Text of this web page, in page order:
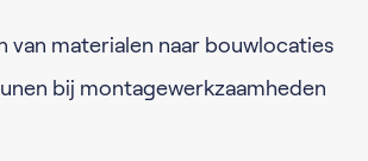
van materialen naar bouwlocaties
bij montagewerkzaamheden